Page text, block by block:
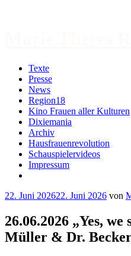
Texte
Presse
News
Region18
Kino Frauen aller Kulturen
Dixiemania
Archiv
Hausfrauenrevolution
Schauspielervideos
Impressum
22. Juni 202622. Juni 2026 von
26.06.2026 „Yes,
Müller & Dr.